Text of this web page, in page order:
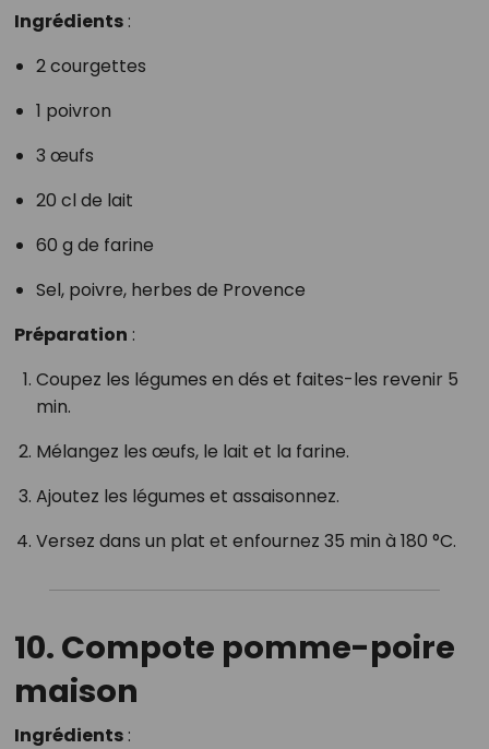
Ingrédients:
2 courgettes
1 poivron
3 œufs
20 cl de lait
60 g de farine
Sel, poivre, herbes de Provence
Préparation :
Coupez les légumes en dés et faites-les revenir 5
min.
Mélangez les œufs, le lait et la farine.
Ajoutez les légumes et assaisonnez.
Versez dans un plat et enfournez 35 min à 180 °C.
10. Compote pomme-poire
maison
Ingrédients: